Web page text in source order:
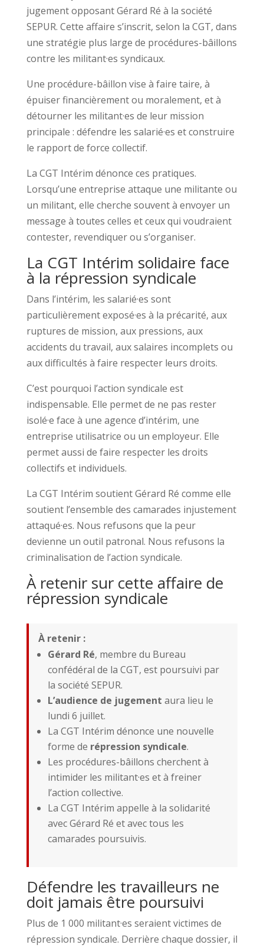
jugement opposant Gérard Ré à la société
SEPUR. Cette affaire s’inscrit, selon la CGT, dans
une stratégie plus large de procédures-bâillons
contre les militant·es syndicaux.
Une procédure-bâillon vise à faire taire, à
épuiser financièrement ou moralement, et à
détourner les militant·es de leur mission
principale : défendre les salarié·es et construire
le rapport de force collectif.
La CGT Intérim dénonce ces pratiques.
Lorsqu’une entreprise attaque une militante ou
un militant, elle cherche souvent à envoyer un
message à toutes celles et ceux qui voudraient
contester, revendiquer ou s’organiser.
La CGT Intérim solidaire face
à la répression syndicale
Dans l’intérim, les salarié·es sont
particulièrement exposé·es à la précarité, aux
ruptures de mission, aux pressions, aux
accidents du travail, aux salaires incomplets ou
aux difficultés à faire respecter leurs droits.
C’est pourquoi l’action syndicale est
indispensable. Elle permet de ne pas rester
isolé·e face à une agence d’intérim, une
entreprise utilisatrice ou un employeur. Elle
permet aussi de faire respecter les droits
collectifs et individuels.
La CGT Intérim soutient Gérard Ré comme elle
soutient l’ensemble des camarades injustement
attaqué·es. Nous refusons que la peur
devienne un outil patronal. Nous refusons la
criminalisation de l’action syndicale.
À retenir sur cette affaire de
répression syndicale
À retenir :
Gérard Ré, membre du Bureau
confédéral de la CGT, est poursuivi par
la société SEPUR.
L’audience de jugement aura lieu le
lundi 6 juillet.
La CGT Intérim dénonce une nouvelle
forme de répression syndicale.
Les procédures-bâillons cherchent à
intimider les militant·es et à freiner
l’action collective.
La CGT Intérim appelle à la solidarité
avec Gérard Ré et avec tous les
camarades poursuivis.
Défendre les travailleurs ne
doit jamais être poursuivi
Plus de 1 000 militant·es seraient victimes de
répression syndicale. Derrière chaque dossier, il